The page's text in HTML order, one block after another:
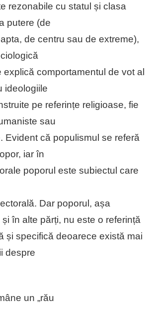
rezonabile cu statul și clasa
putere (de
de centru sau de extreme),
explică comportamentul de vot al
ideologiile
pe referințe religioase, fie
sau
Evident că populismul se referă
iar în
poporul este subiectul care
Dar poporul, așa
în alte părți, nu este o referință
și specifică deoarece există mai
despre
un „rău